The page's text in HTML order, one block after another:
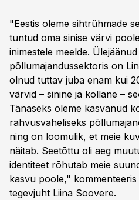
"Eestis oleme sihtrühmade
tuntud oma sinise värvi
inimestele meelde.
põllumajandussektoris on
olnud tuttav juba enam kui
värvid – sinine ja kollane –
Tänaseks oleme kasvanud
rahvusvaheliseks
ning on loomulik, et meie
näitab. Seetõttu oli aeg
identiteet rõhutab meie
kasvu poole,"
tegevjuht Liina Soovere.